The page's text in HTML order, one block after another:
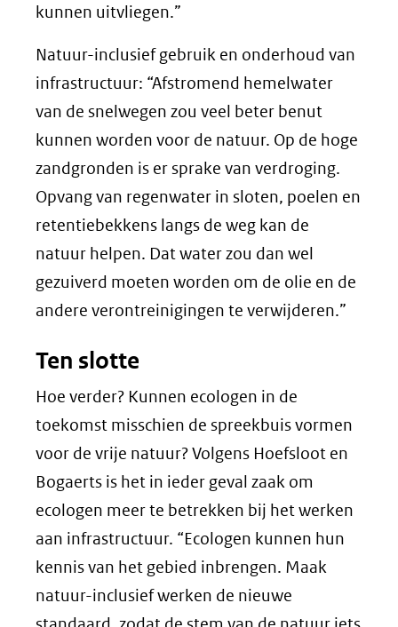
kunnen uitvliegen.”
Natuur-inclusief gebruik en onderhoud van
infrastructuur: “Afstromend hemelwater
van de snelwegen zou veel beter benut
kunnen worden voor de natuur. Op de hoge
zandgronden is er sprake van verdroging.
Opvang van regenwater in sloten, poelen en
retentiebekkens langs de weg kan de
natuur helpen. Dat water zou dan wel
gezuiverd moeten worden om de olie en de
andere verontreinigingen te verwijderen.”
Ten slotte
Hoe verder? Kunnen ecologen in de
toekomst misschien de spreekbuis vormen
voor de vrije natuur? Volgens Hoefsloot en
Bogaerts is het in ieder geval zaak om
ecologen meer te betrekken bij het werken
aan infrastructuur. “Ecologen kunnen hun
kennis van het gebied inbrengen. Maak
natuur-inclusief werken de nieuwe